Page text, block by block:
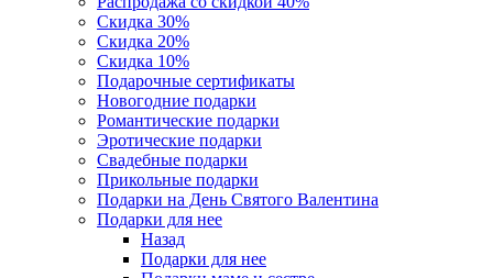
Скидка 30%
Скидка 20%
Скидка 10%
Подарочные сертификаты
Новогодние подарки
Романтические подарки
Эротические подарки
Свадебные подарки
Прикольные подарки
Подарки на День Святого Валентина
Подарки для нее
Назад
Подарки для нее